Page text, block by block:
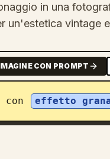
in una
un'estetica vintage
CON PROMPT
effetto